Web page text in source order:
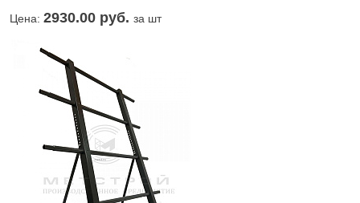
Цена: 2930.00 руб. за шт